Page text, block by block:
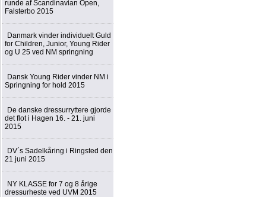
runde af Scandinavian Open,
Falsterbo 2015
Danmark vinder individuelt Guld
for Children, Junior, Young Rider
og U 25 ved NM springning
Dansk Young Rider vinder NM i
Springning for hold 2015
De danske dressurryttere gjorde
det flot i Hagen 16. - 21. juni
2015
DV´s Sadelkåring i Ringsted den
21 juni 2015
NY KLASSE for 7 og 8 årige
dressurheste ved UVM 2015